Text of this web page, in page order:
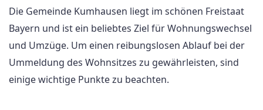
Die Gemeinde Kumhausen liegt im schönen Freistaat
Bayern und ist ein beliebtes Ziel für Wohnungswechsel
und Umzüge. Um einen reibungslosen Ablauf bei der
Ummeldung des Wohnsitzes zu gewährleisten, sind
einige wichtige Punkte zu beachten.